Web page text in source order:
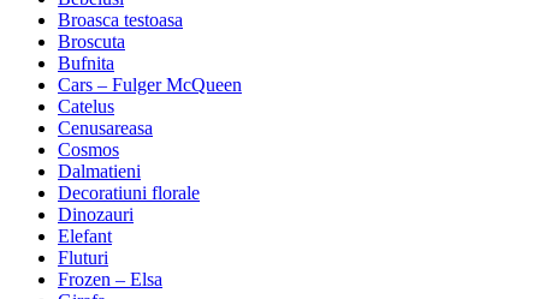
Broasca testoasa
Broscuta
Bufnita
Cars – Fulger McQueen
Catelus
Cenusareasa
Cosmos
Dalmatieni
Decoratiuni florale
Dinozauri
Elefant
Fluturi
Frozen – Elsa